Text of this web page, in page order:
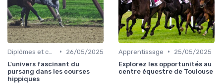
•
26/05/2025
L'univers fascinant du
pursang dans les courses
hippiques
Apprentissage •
25/05/2025
Explorez les opportunités au
centre équestre de Toulouse